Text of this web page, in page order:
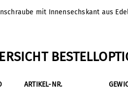
mit Innensechskant aus
ARTIKEL-NR.